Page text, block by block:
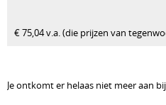
€ 75,04 v.a. (die prijzen van
Je ontkomt er helaas niet meer aan